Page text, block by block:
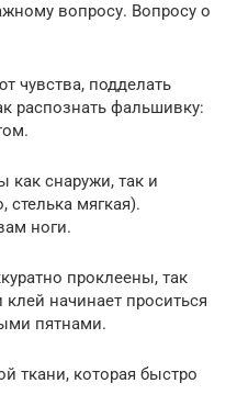
вопросу. Вопросу о
чувства, подделать
распознать фальшивку:
как снаружи, так и
стелька мягкая).
ноги.
проклеены, так
начинает проситься
пятнами.
ткани, которая быстро